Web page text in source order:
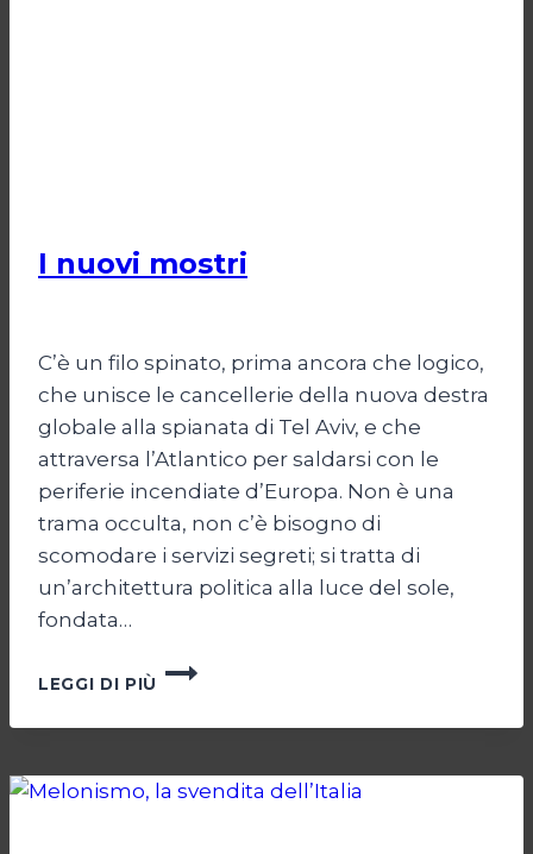
I nuovi mostri
C’è un filo spinato, prima ancora che logico,
che unisce le cancellerie della nuova destra
globale alla spianata di Tel Aviv, e che
attraversa l’Atlantico per saldarsi con le
periferie incendiate d’Europa. Non è una
trama occulta, non c’è bisogno di
scomodare i servizi segreti; si tratta di
un’architettura politica alla luce del sole,
fondata…
LEGGI DI PIÙ